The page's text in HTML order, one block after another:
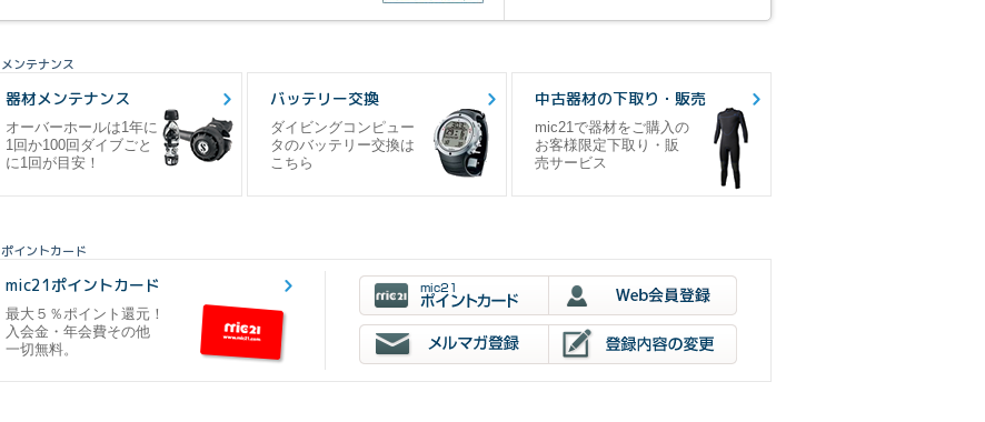
メンテナンス
器材メンテナンス
オーバーホールは1年に
1回か100回ダイブごと
に1回が目安！
バッテリー交換
ダイビングコンピュー
タのバッテリー交換は
こちら
中古器材の下取り・販売
mic21で器材をご購入の
お客様限定下取り・販
売サービス
ポイントカード
mic21ポイントカード
最大５％ポイント還元！
入会金・年会費その他
一切無料。